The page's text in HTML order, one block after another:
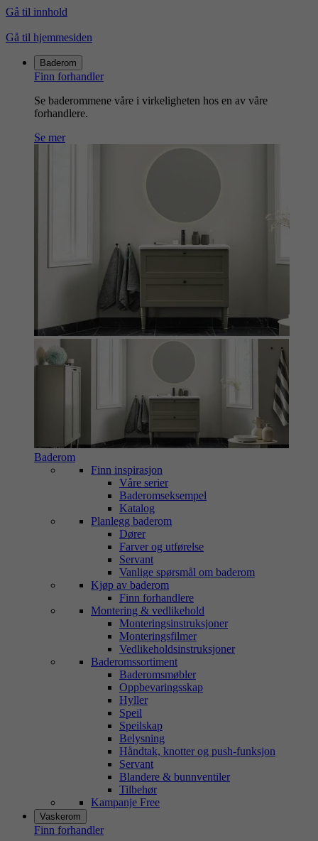
Gå til innhold
Gå til hjemmesiden
Baderom
Finn forhandler
Se baderommene våre i virkeligheten hos en av våre
forhandlere.
Se mer
Baderom
Finn inspirasjon
Våre serier
Baderomseksempel
Katalog
Planlegg baderom
Dører
Farver og utførelse
Servant
Vanlige spørsmål om baderom
Kjøp av baderom
Finn forhandlere
Montering & vedlikehold
Monteringsinstruksjoner
Monteringsfilmer
Vedlikeholdsinstruksjoner
Baderomssortiment
Baderomsmøbler
Oppbevaringsskap
Hyller
Speil
Speilskap
Belysning
Håndtak, knotter og push-funksjon
Servant
Blandere & bunnventiler
Tilbehør
Kampanje Free
Vaskerom
Finn forhandler